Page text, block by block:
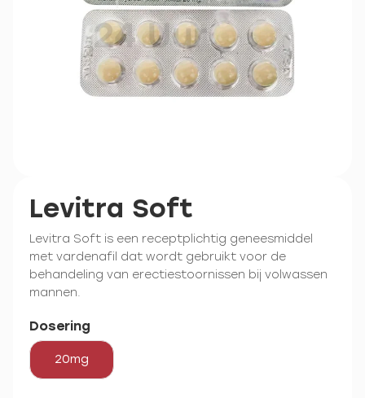
Levitra Soft
Levitra Soft is een receptplichtig geneesmiddel
met vardenafil dat wordt gebruikt voor de
behandeling van erectiestoornissen bij volwassen
mannen.
Dosering
20mg